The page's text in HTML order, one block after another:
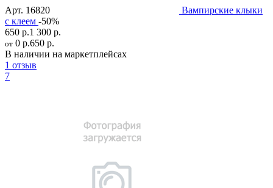
Арт. 16820
Вампирские клыки
с клеем -50%
650 р.1 300 р.
от 0 р.650 р.
В наличии на маркетплейсах
1 отзыв
7